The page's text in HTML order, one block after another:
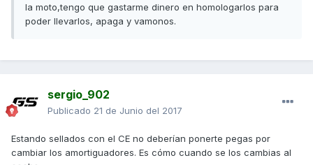
la moto,tengo que gastarme dinero en homologarlos para
poder llevarlos, apaga y vamonos.
sergio_902
Publicado 21 de Junio del 2017
Estando sellados con el CE no deberían ponerte pegas por
cambiar los amortiguadores. Es cómo cuando se los cambias al